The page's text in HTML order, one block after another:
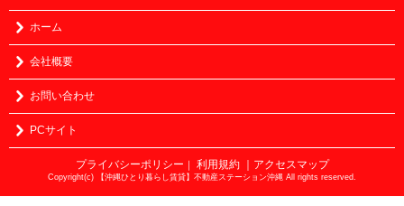
ホーム
会社概要
お問い合わせ
PCサイト
プライバシーポリシー ｜ 利用規約 ｜アクセスマップ
Copyright(c) 【沖縄ひとり暮らし賃貸】不動産ステーション沖縄 All rights reserved.